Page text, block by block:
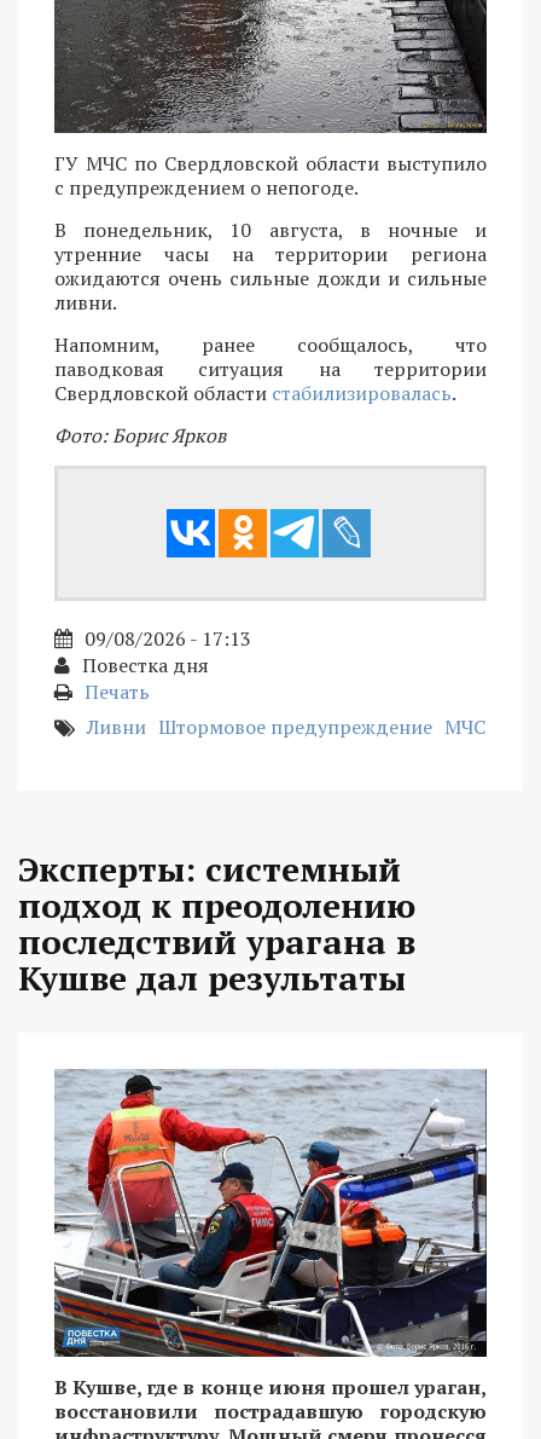
ГУ МЧС по Свердловской области выступило
с предупреждением о непогоде.
В понедельник, 10 августа, в ночные и
утренние часы на территории региона
ожидаются очень сильные дожди и сильные
ливни.
Напомним, ранее сообщалось, что
паводковая ситуация на территории
Свердловской области стабилизировалась.
Фото: Борис Ярков
09/08/2026 - 17:13
Повестка дня
Печать
Ливни Штормовое предупреждение МЧС
Эксперты: системный
подход к преодолению
последствий урагана в
Кушве дал результаты
В Кушве, где в конце июня прошел ураган,
восстановили пострадавшую городскую